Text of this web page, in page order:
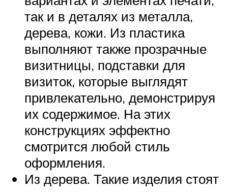
так и в деталях из металла,
дерева, кожи. Из пластика
выполняют также прозрачные
визитницы, подставки для
визиток, которые выглядят
привлекательно, демонстрируя
их содержимое. На этих
конструкциях эффектно
смотрится любой стиль
оформления.
Из дерева. Такие изделия стоят